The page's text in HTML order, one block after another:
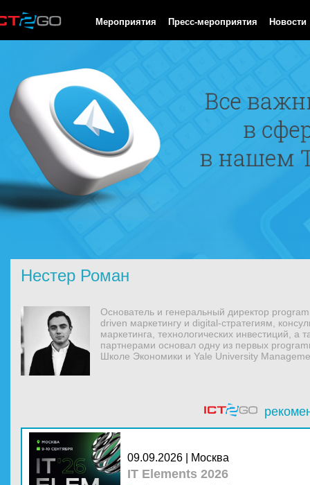
Мероприятия Пресс-мероприятия Новости
Нестер Роман
Основатель и генеральный директор
driven маркетингу и digital-стратегиям,
маркетинга, технологических инвестиций, а
партнерами основал одну из первых
Школе Экономики и Yale University
09.09.2026 | Москва
IT Elements 2026